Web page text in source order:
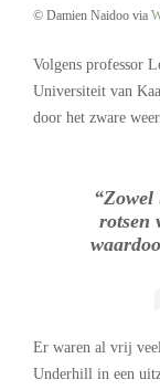
© Damien Naidoo via
Volgens professor
Universiteit van
door het zware weer.
“Zowel
rotsen
Er waren al vrij
Underhill in een